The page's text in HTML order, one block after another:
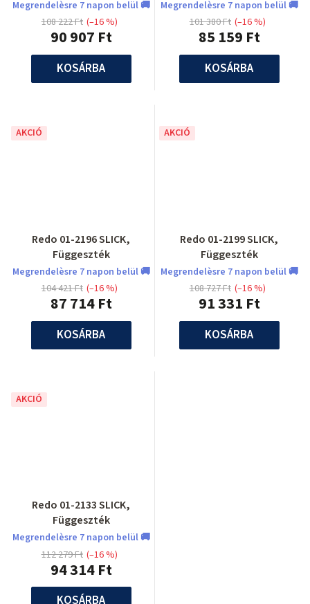
Megrendelèsre 7 napon belül 🚚
90 907 Ft
108 222 Ft (–16 %)
KOSÁRBA
Megrendelèsre 7 napon belül 🚚
85 159 Ft
101 380 Ft (–16 %)
KOSÁRBA
AKCIÓ
Redo 01-2196 SLICK,
Függeszték
Megrendelèsre 7 napon belül 🚚
87 714 Ft
104 421 Ft (–16 %)
KOSÁRBA
AKCIÓ
Redo 01-2199 SLICK,
Függeszték
Megrendelèsre 7 napon belül 🚚
91 331 Ft
108 727 Ft (–16 %)
KOSÁRBA
AKCIÓ
Redo 01-2133 SLICK,
Függeszték
Megrendelèsre 7 napon belül 🚚
94 314 Ft
112 279 Ft (–16 %)